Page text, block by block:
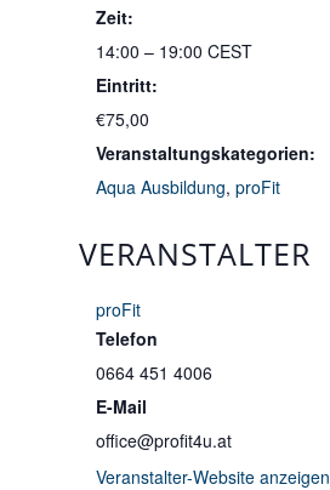
Zeit:
14:00 – 19:00 CEST
Eintritt:
€75,00
Veranstaltungskategorien:
Aqua Ausbildung, proFit
VERANSTALTER
proFit
Telefon
0664 451 4006
E-Mail
office@profit4u.at
Veranstalter-Website anzeigen